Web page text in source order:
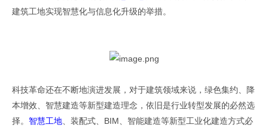
建筑工地实现智慧化与信息化升级的举措。
科技革命还在不断地演进发展，对于建筑领域来说，绿色集约、降
本增效、智慧建造等新型建造理念，依旧是行业转型发展的必然选
择。 智慧工地、 装配式、BIM、智能建造等新型工业化建造方式必